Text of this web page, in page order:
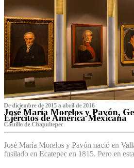
De diciembre de 2015 a abril de 2016
José María Morelos y Pavón,
Ejércitos de América Mexicana
C‌astillo de Chapultepec
José María Morelos y Pavón nació en
fusilado en Ecatepec en 1815. Pero en